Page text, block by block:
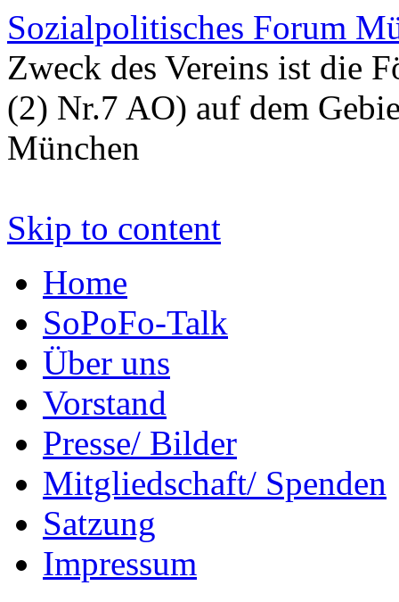
Sozialpolitisches Forum
Zweck des Vereins ist die
(2) Nr.7 AO) auf dem
München
Skip to content
Home
SoPoFo-Talk
Über uns
Vorstand
Presse/ Bilder
Mitgliedschaft/ Spenden
Satzung
Impressum